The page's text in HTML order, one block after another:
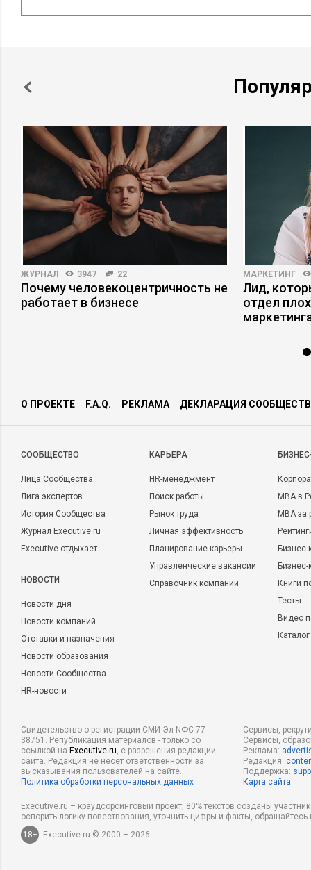
ЖУРНАЛ 3947 22
Почему человекоцентричность не
работает в бизнесе
МАРКЕТИНГ
Лид,
отдел
О ПРОЕКТЕ F.A.Q. РЕКЛАМА ДЕКЛАРАЦИЯ
CООБЩЕСТВО
Лица Сообщества
Лига экспертов
История Сообщества
Журнал Executive.ru
Executive отдыхает
НОВОСТИ
Новости дня
Новости компаний
Отставки и назначения
Новости образования
Новости Сообщества
HR-новости
КАРЬЕРА
HR-менеджмент
Поиск работы
Рынок труда
Личная эффективность
Планирование карьеры
Управленческие вакансии
Справочник компаний
MBA в
MBA
Бизнес-
Книги
Тесты
Видео
Свидетельство о регистрации СМИ Эл NФС 77-
38751. Републикация материалов - только со
ссылкой на Executive.ru, с разрешения редакции
сайта. Редакция не несет ответственности за
высказывания пользователей на сайте.
Политика обработки персональных данных
Сервисы,
Сервисы,
Реклама:
Редакция:
Поддержка:
Карта сайта
Executive.ru – краудсорсинговый проект, 80% текстов созданы
оспорить логику повествования, уточнить цифры и факты,
18+
Executive.ru © 2000 – 2026.